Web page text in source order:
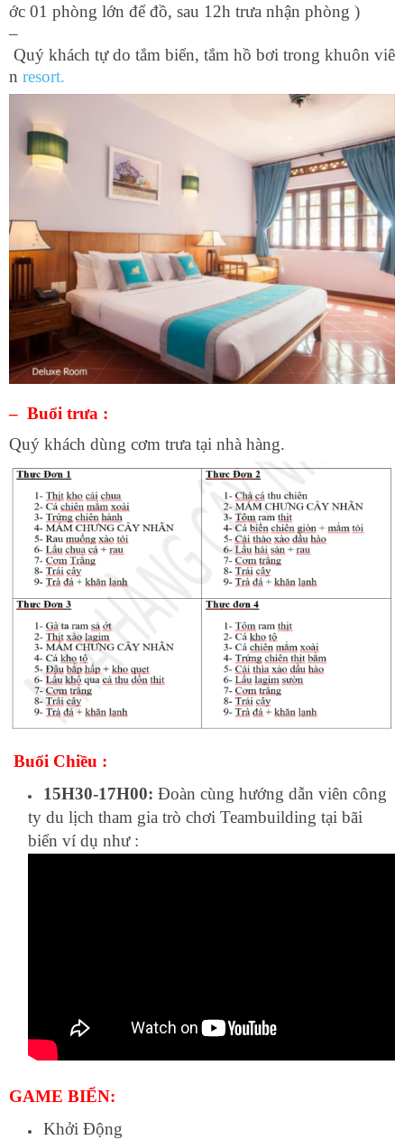
ớc 01 phòng lớn để đồ, sau 12h trưa nhận phòng )
–
Quý khách tự do tắm biển, tắm hồ bơi trong khuôn viê
n resort.
– Buổi trưa :
Quý khách dùng cơm trưa tại nhà hàng.
Buổi Chiều :
15H30-17H00: Đoàn cùng hướng dẫn viên công
ty du lịch tham gia trò chơi Teambuilding tại bãi
biển ví dụ như :
GAME BIỂN:
Khởi Động